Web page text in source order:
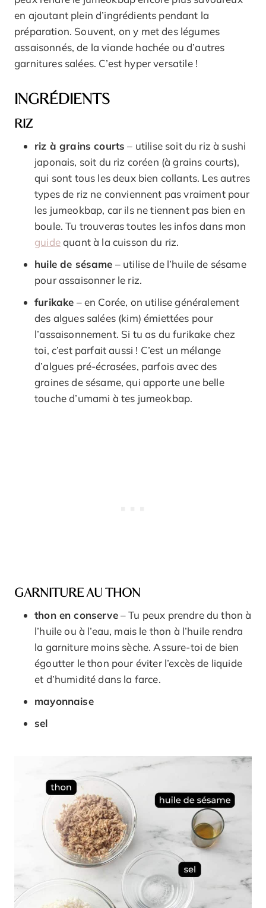
en ajoutant plein d’ingrédients pendant la
préparation. Souvent, on y met des légumes
assaisonnés, de la viande hachée ou d’autres
garnitures salées. C’est hyper versatile !
INGRÉDIENTS
RIZ
riz à grains courts – utilise soit du riz à sushi
japonais, soit du riz coréen (à grains courts),
qui sont tous les deux bien collants. Les autres
types de riz ne conviennent pas vraiment pour
les jumeokbap, car ils ne tiennent pas bien en
boule. Tu trouveras toutes les infos dans mon
guidequant à la cuisson du riz.
huile de sésame – utilise de l’huile de sésame
pour assaisonner le riz.
furikake – en Corée, on utilise généralement
des algues salées (kim) émiettées pour
l’assaisonnement. Si tu as du furikake chez
toi, c’est parfait aussi ! C’est un mélange
d’algues pré-écrasées, parfois avec des
graines de sésame, qui apporte une belle
touche d’umami à tes jumeokbap.
GARNITURE AU THON
thon en conserve– Tu peux prendre du thon à
l’huile ou à l’eau, mais le thon à l’huile rendra
la garniture moins sèche. Assure-toi de bien
égoutter le thon pour éviter l’excès de liquide
et d’humidité dans la farce.
mayonnaise
sel